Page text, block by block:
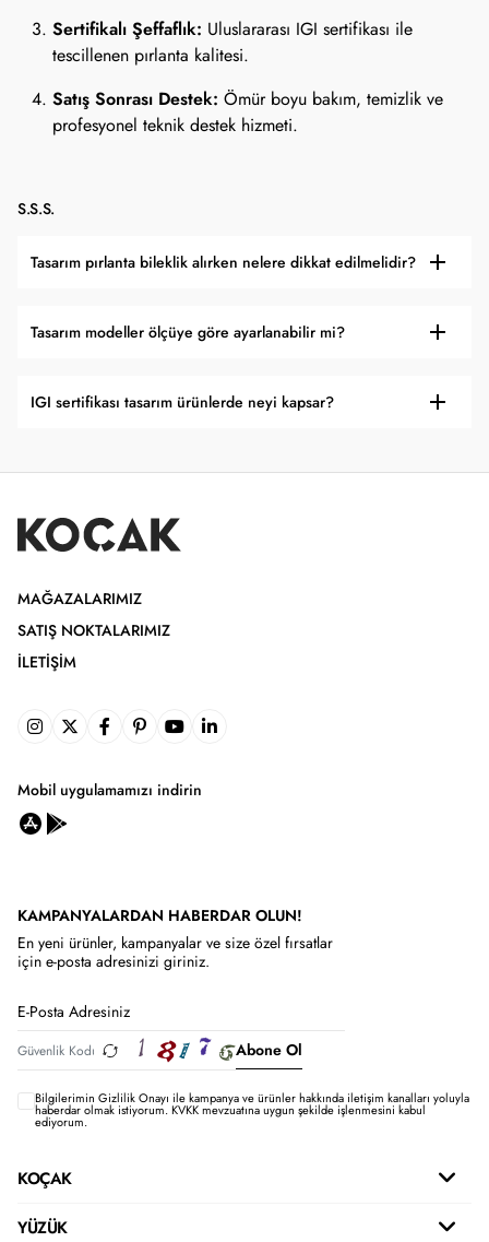
Sertifikalı Şeffaflık: Uluslararası IGI sertifikası ile
tescillenen pırlanta kalitesi.
Satış Sonrası Destek: Ömür boyu bakım, temizlik ve
profesyonel teknik destek hizmeti.
S.S.S.
Tasarım pırlanta bileklik alırken nelere dikkat edilmelidir?
Tasarım modeller ölçüye göre ayarlanabilir mi?
IGI sertifikası tasarım ürünlerde neyi kapsar?
MAĞAZALARIMIZ
SATIŞ NOKTALARIMIZ
İLETIŞIM
Mobil uygulamamızı indirin
KAMPANYALARDAN HABERDAR OLUN!
En yeni ürünler, kampanyalar ve size özel fırsatlar
için e-posta adresinizi giriniz.
Abone Ol
Bilgilerimin Gizlilik Onayı ile kampanya ve ürünler hakkında iletişim kanalları yoluyla
haberdar olmak istiyorum.KVKK mevzuatına uygun şekilde işlenmesini kabul
ediyorum.
KOÇAK
YÜZÜK